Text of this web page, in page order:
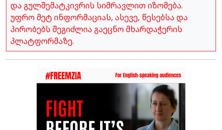
და გულშემატკივრის სიმრავლით იზომება.
უფრო მეტ ინფორმაციას, ასევე, წესებსა და
პირობებს შეგიძლია გაეცნო მხარდაჭერის
პლატფორმაზე.